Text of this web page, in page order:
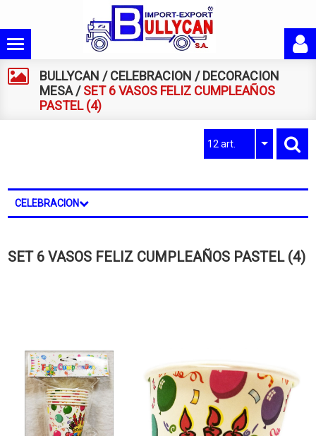
BULLYCAN /CELEBRACION / DECORACION
MESA/SET 6 VASOS FELIZ CUMPLEAÑOS
PASTEL (4)
12 art.
CELEBRACION
SET 6 VASOS FELIZ CUMPLEAÑOS PASTEL (4)